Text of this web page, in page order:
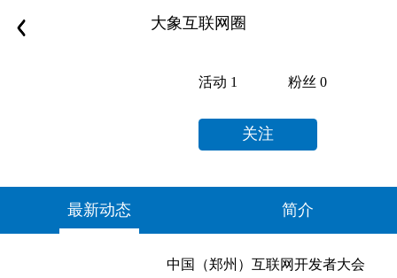
大象互联网圈
活动 1 粉丝 0
关注
最新动态 简介
中国（郑州）互联网开发者大会